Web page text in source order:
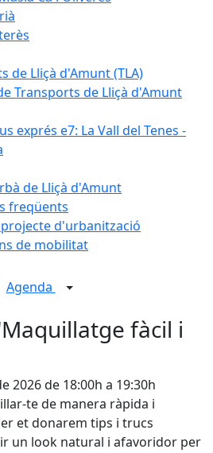
de Lliçà d'Amunt (TLA)
Transports de Lliçà d'Amunt
exprés e7: La Vall del Tenes -
de Lliçà d'Amunt
freqüents
projecte d'urbanització
de mobilitat
Agenda
fàcil i
2026 de 18:00h a 19:30h
te de manera ràpida i
et donarem tips i trucs
un look natural i afavoridor per